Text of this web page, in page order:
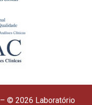
– © 2026 Laboratório